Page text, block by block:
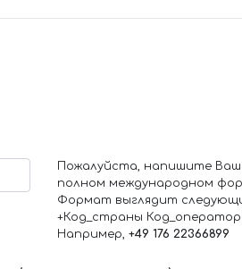
Пожалуйста, напишите
полном международном
Формат выглядит
+Код_страны
Например, +49 176 22366899